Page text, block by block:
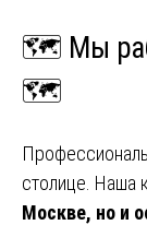
🗺️ Мы
🗺️
столице. Наша
Москве, но и